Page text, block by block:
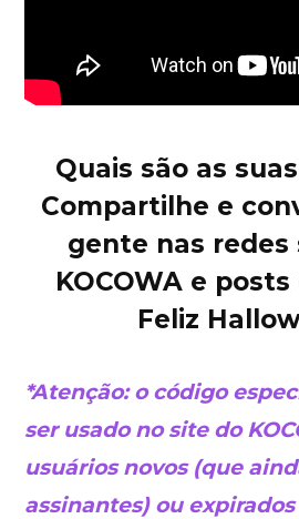
Quais são as
Compartilhe e
gente nas redes
KOCOWA e
Feliz
*Atenção: o código
ser usado no site do
usuários novos (que
assinantes) ou